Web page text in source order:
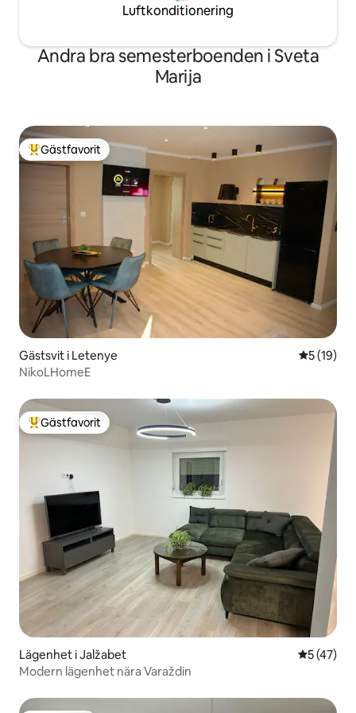
Luftkonditionering
Andra bra semesterboenden i Sveta
Marija
Populär gästfavorit
Gästfavorit
Gästsvit i Letenye 5 av 5 i
5 (19)
NikoLHomeE
Populär gästfavorit
Gästfavorit
Lägenhet i Jalžabet 5 av 5 i
5 (47)
Modern lägenhet nära Varaždin